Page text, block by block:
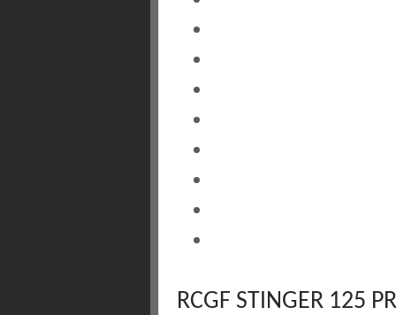
RCGF STINGER 125